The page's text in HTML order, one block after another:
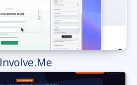
Involve.Me